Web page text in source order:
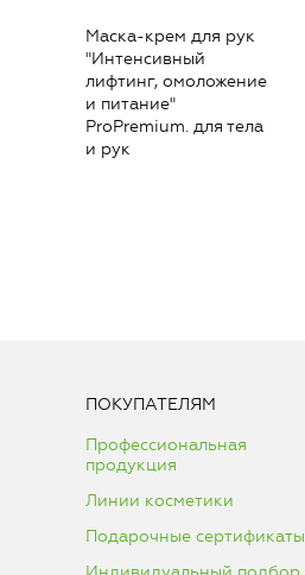
Маска-крем для рук
"Интенсивный
лифтинг, омоложение
и питание"
ProPremium. для тела
и рук
ПОКУПАТЕЛЯМ
Профессиональная
продукция
Линии косметики
Подарочные сертификаты